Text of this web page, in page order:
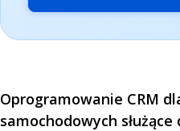
Oprogramowanie CRM
samochodowych